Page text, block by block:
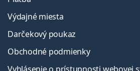
Výdajné miesta
Darčekový poukaz
Obchodné podmienky
Vyhlásenie o prístupnosti webovej